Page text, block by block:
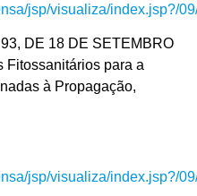
jsp/visualiza/index.jsp?/
DE 18 DE SETEMBRO
Fitossanitários para a
à Propagação,
jsp/visualiza/index.jsp?/